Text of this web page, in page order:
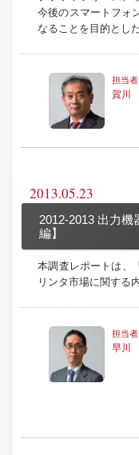
今後のスマートフォ
なることを目的とした
賀川
2013.05.23
2012-2013 出力機
編】
本調査レポートは、
リンタ市場に関する
早川